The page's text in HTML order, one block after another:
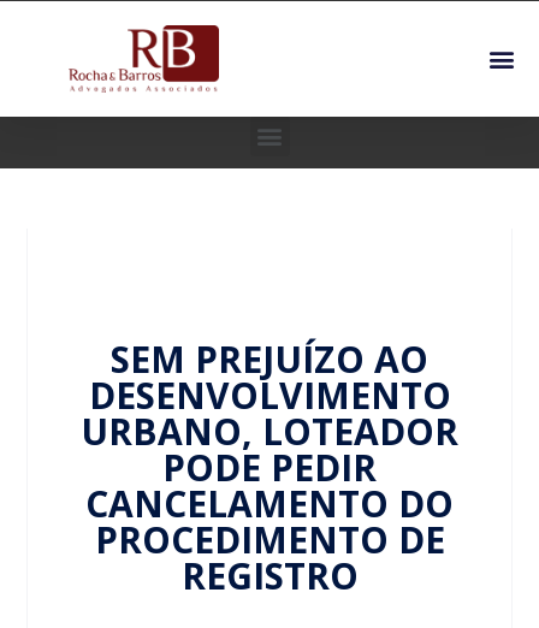
SEM PREJUÍZO AO
DESENVOLVIMENTO
URBANO, LOTEADOR
PODE PEDIR
CANCELAMENTO DO
PROCEDIMENTO DE
REGISTRO